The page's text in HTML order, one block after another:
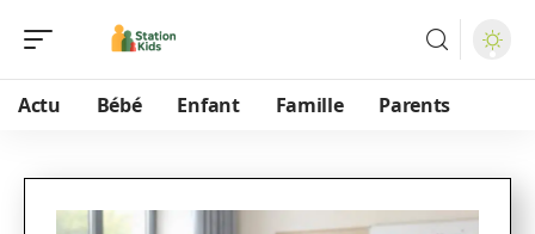
Actu Bébé Enfant Famille Parents